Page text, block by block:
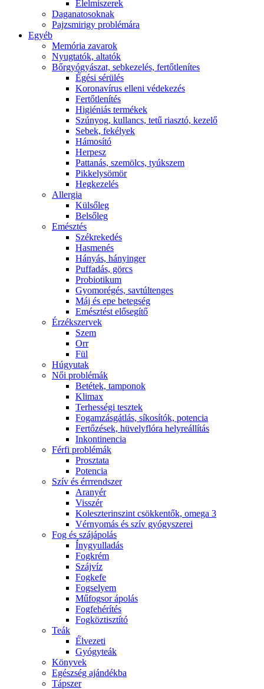
É́lelmiszerek
Daganatosoknak
Pajzsmirigy problémára
Egyéb
Memória zavarok
Nyugtatók, altatók
Bőrgyógyászat, sebkezelés, fertőtlenítes
É́gési sérülés
Koronavírus elleni védekezés
Fertőtlenítés
Higiéniás termékek
Szúnyog, kullancs, tetű riasztó, kezelő
Sebek, fekélyek
Hámosító
Herpesz
Pattanás, szemölcs, tyúkszem
Pikkelysömör
Hegkezelés
Allergia
Külsőleg
Belsőleg
Emésztés
Székrekedés
Hasmenés
Hányás, hányinger
Puffadás, görcs
Probiotikum
Gyomorégés, savtúltenges
Máj és epe betegség
Emésztést elősegítő
Érzékszervek
Szem
Orr
Fül
Húgyutak
Női problémák
Betétek, tamponok
Klimax
Terhességi tesztek
Fogamzásgátlás, síkosítók, potencia
Fertőzések, hüvelyflóra helyreállítás
Inkontinencia
Férfi problémák
Prosztata
Potencia
Szív és érrrendszer
Aranyér
Visszér
Koleszterinszint csökkentők, omega 3
Vérnyomás és szív gyógyszerei
Fog és szájápolás
Í́nygyulladás
Fogkrém
Szájvíz
Fogkefe
Fogselyem
Műfogsor ápolás
Fogfehérítés
Fogköztisztító
Teák
É́lvezeti
Gyógyteák
Könyvek
Egészség ajándékba
Tápszer